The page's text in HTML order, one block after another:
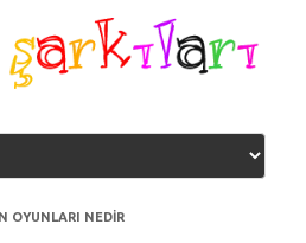
OYUNLARI NEDIR